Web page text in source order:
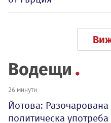
Водещи
26 минути
Йотова:
политическа